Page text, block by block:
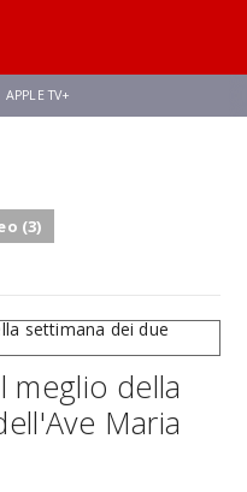
APPLE TV+
(3)
meglio della
Maria